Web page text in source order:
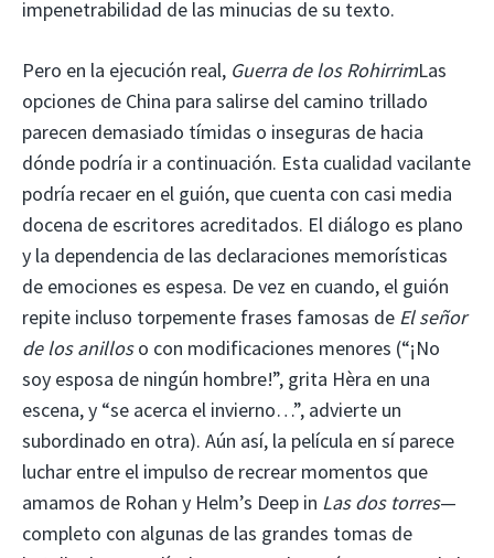
impenetrabilidad de las minucias de su texto.
Pero en la ejecución real, Guerra de los RohirrimLas
opciones de China para salirse del camino trillado
parecen demasiado tímidas o inseguras de hacia
dónde podría ir a continuación. Esta cualidad vacilante
podría recaer en el guión, que cuenta con casi media
docena de escritores acreditados. El diálogo es plano
y la dependencia de las declaraciones memorísticas
de emociones es espesa. De vez en cuando, el guión
repite incluso torpemente frases famosas de El señor
de los anilloso con modificaciones menores (“¡No
soy esposa de ningún hombre!”, grita Hèra en una
escena, y “se acerca el invierno…”, advierte un
subordinado en otra). Aún así, la película en sí parece
luchar entre el impulso de recrear momentos que
amamos de Rohan y Helm’s Deep in Las dos torres—
completo con algunas de las grandes tomas de